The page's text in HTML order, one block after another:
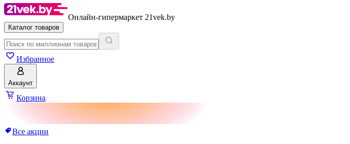
Онлайн-гипермаркет 21vek.by
Каталог товаров
Избранное
Аккаунт
Корзина
Все акции